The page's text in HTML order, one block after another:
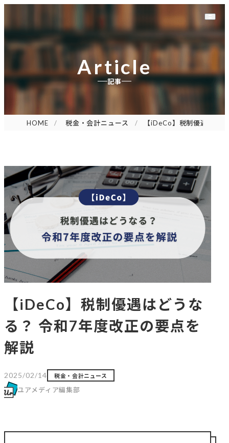
Article
記事
HOME 税金・会計ニュース 【iDeCo】税制優遇はど
【iDeCo】税制優遇はどうな
る？ 令和7年度改正の要点を
解説
2025/02/14 税金・会計ニュース
ユアメディア編集部